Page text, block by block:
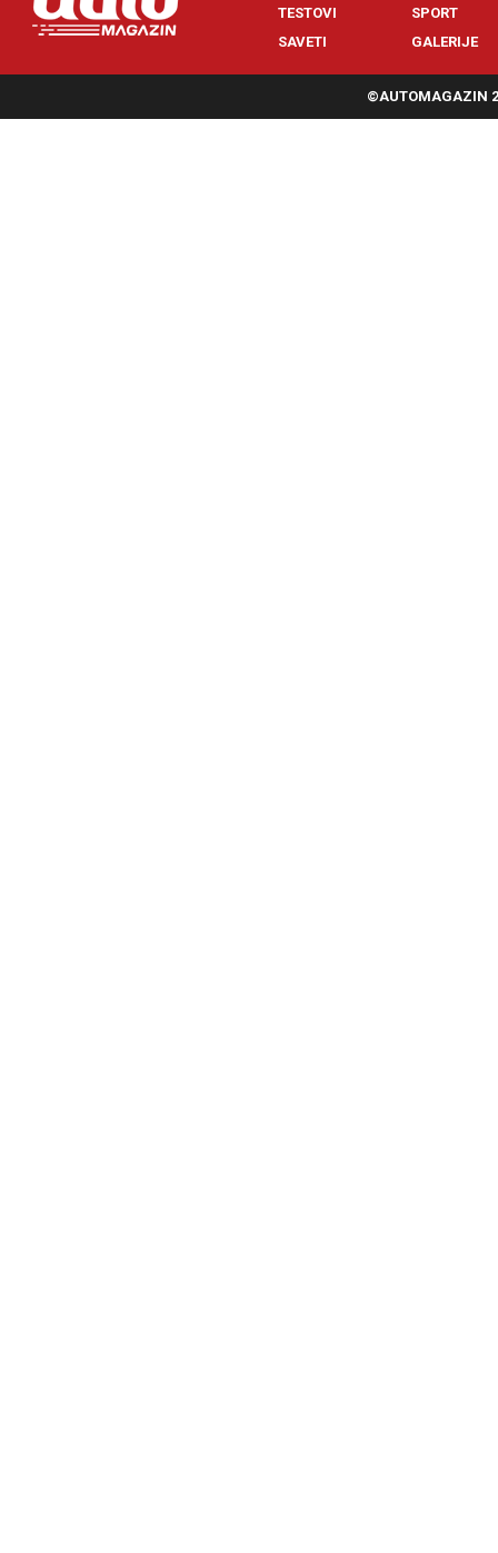
TESTOVI
SAVETI
SPORT
GALERIJE
©AUTOMAGAZIN